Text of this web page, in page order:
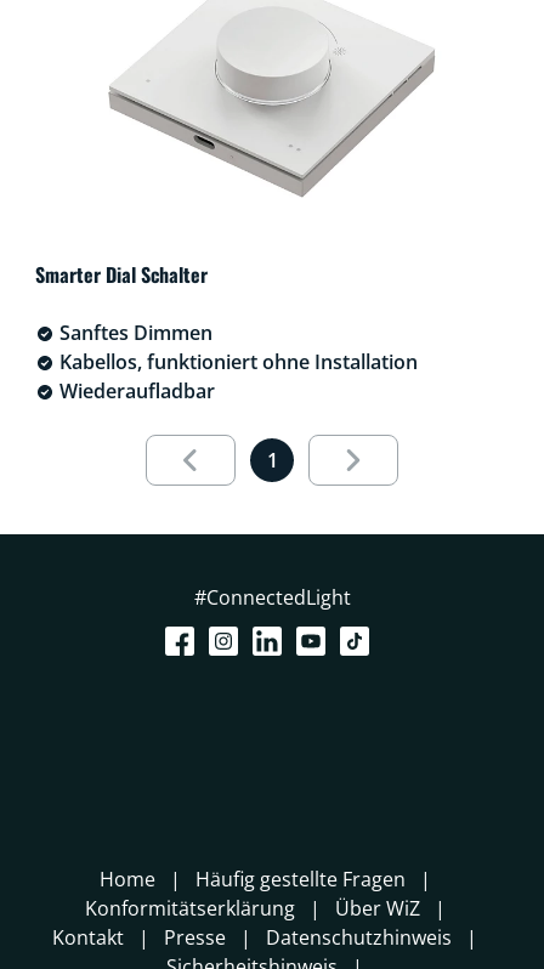
Smarter Dial Schalter
Sanftes Dimmen
Kabellos, funktioniert ohne Installation
Wiederaufladbar
Results page 1 out of 1 loaded
1
#ConnectedLight
Home
Häufig gestellte Fragen
Konformitätserklärung
Über WiZ
Kontakt
Presse
Datenschutzhinweis